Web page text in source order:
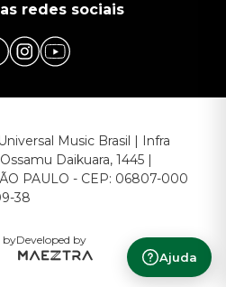
Ajuda
redes sociais
Music Brasil | Infra
Daikuara, 1445 |
PAULO - CEP: 06807-000
38
byDeveloped by